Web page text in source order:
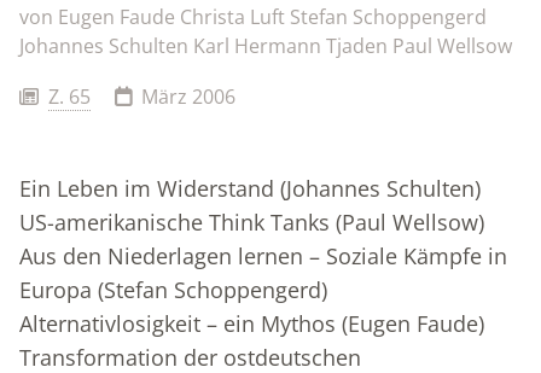
von Eugen Faude Christa Luft Stefan Schoppengerd
Johannes Schulten Karl Hermann Tjaden Paul Wellsow
Z. 65
März 2006
Ein Leben im Widerstand (Johannes Schulten)
US-amerikanische Think Tanks (Paul Wellsow)
Aus den Niederlagen lernen – Soziale Kämpfe in
Europa (Stefan Schoppengerd)
Alternativlosigkeit – ein Mythos (Eugen Faude)
Transformation der ostdeutschen